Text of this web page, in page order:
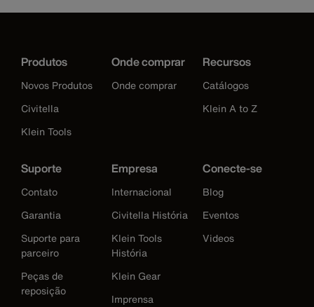
Produtos
Novos Produtos
Civitella
Klein Tools
Onde comprar
Onde comprar
Recursos
Catálogos
Klein A to Z
Suporte
Contato
Garantia
Suporte para
parceiro
Peças de
reposição
Empresa
Internacional
Civitella História
Klein Tools
História
Klein Gear
Imprensa
Conecte-se
Blog
Eventos
Videos